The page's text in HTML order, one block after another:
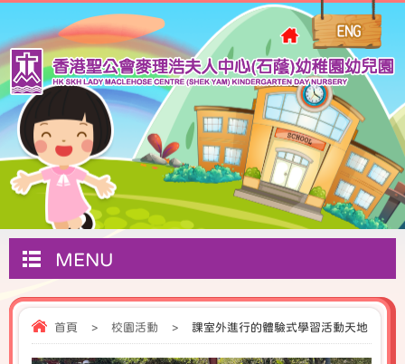
MENU
首頁 > 校園活動 > 課室外進行的體驗式學習活動天地